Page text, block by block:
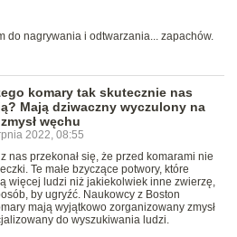
do nagrywania i odtwarzania... zapachów.
komary tak skutecznie nas
Mają dziwaczny wyczulony na
węchu
2022, 08:55
nas przekonał się, że przed komarami nie
Te małe bzyczące potwory, które
więcej ludzi niż jakiekolwiek inne zwierzę,
by ugryźć. Naukowcy z Boston
mają wyjątkowo zorganizowany zmysł
do wyszukiwania ludzi.